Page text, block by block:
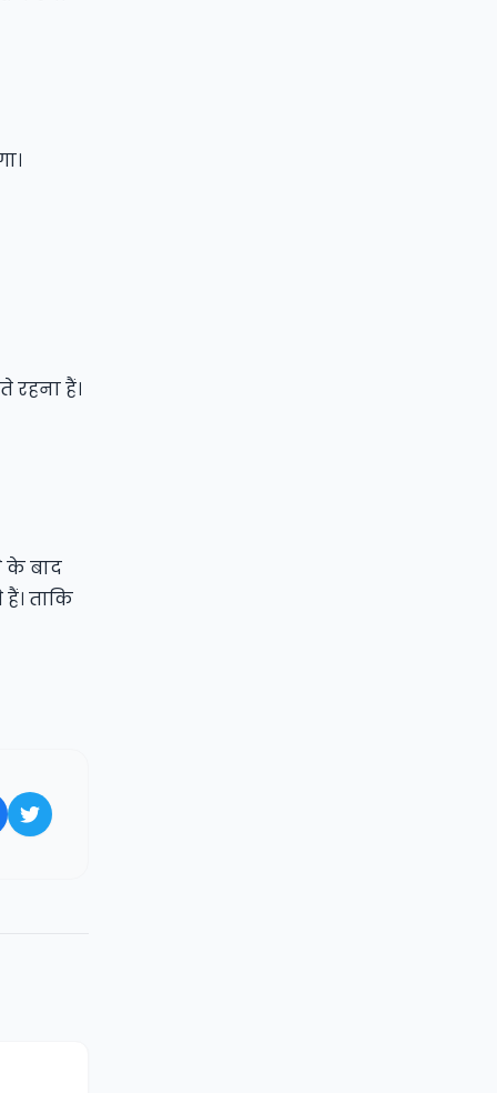
हैं।
के बाद
ताकि